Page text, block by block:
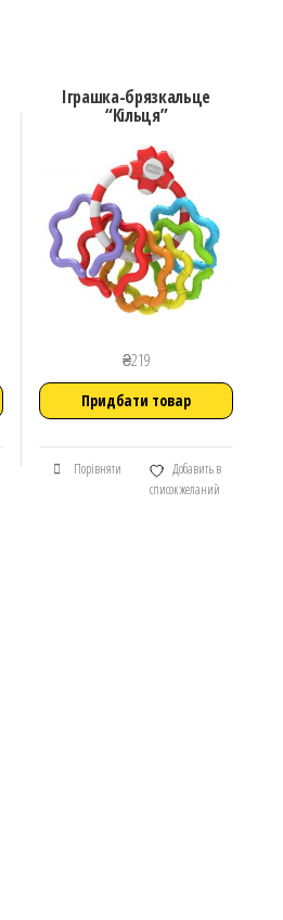
Іграшка-брязкальце
“Кільця”
₴219
Придбати товар
Порівняти
Добавить в
список желаний